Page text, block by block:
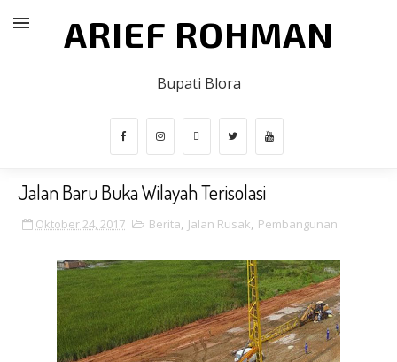
ARIEF ROHMAN
Bupati Blora
Jalan Baru Buka Wilayah Terisolasi
Oktober 24, 2017 Berita, Jalan Rusak, Pembangunan